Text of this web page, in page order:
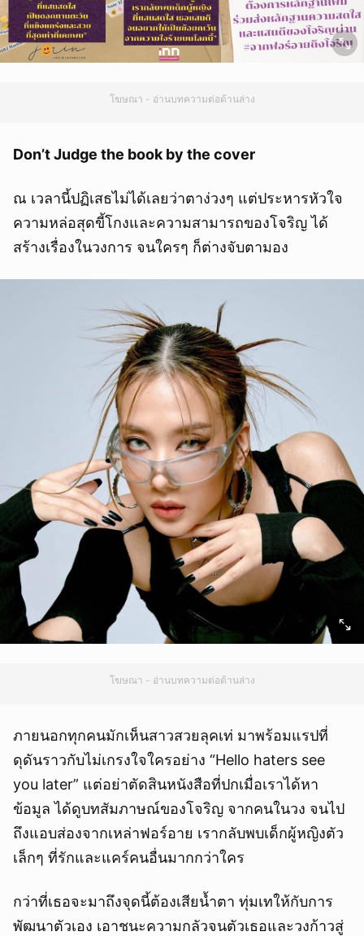
โฆษณา - อ่านบทความต่อด้านล่าง
Don’t Judge the book by the cover
ณ เวลานี้ปฏิเสธไม่ได้เลยว่าตาง่วงๆ แต่ประหารหัวใจ
ความหล่อสุดขี้โกงและความสามารถของโจริญ ได้
สร้างเรื่องในวงการ จนใครๆ ก็ต่างจับตามอง
โฆษณา - อ่านบทความต่อด้านล่าง
ภายนอกทุกคนมักเห็นสาวสวยลุคเท่ มาพร้อมแรปที่
ดุดันราวกับไม่เกรงใจใครอย่าง “Hello haters see
you later” แต่อย่าตัดสินหนังสือที่ปกเมื่อเราได้หา
ข้อมูล ได้ดูบทสัมภาษณ์ของโจริญ จากคนในวง จนไป
ถึงแอบส่องจากเหล่าฟอร์อาย เรากลับพบเด็กผู้หญิงตัว
เล็กๆ ที่รักและแคร์คนอื่นมากกว่าใคร
กว่าที่เธอจะมาถึงจุดนี้ต้องเสียน้ำตา ทุ่มเทให้กับการ
พัฒนาตัวเอง เอาชนะความกลัวจนตัวเธอและวงก้าวสู่